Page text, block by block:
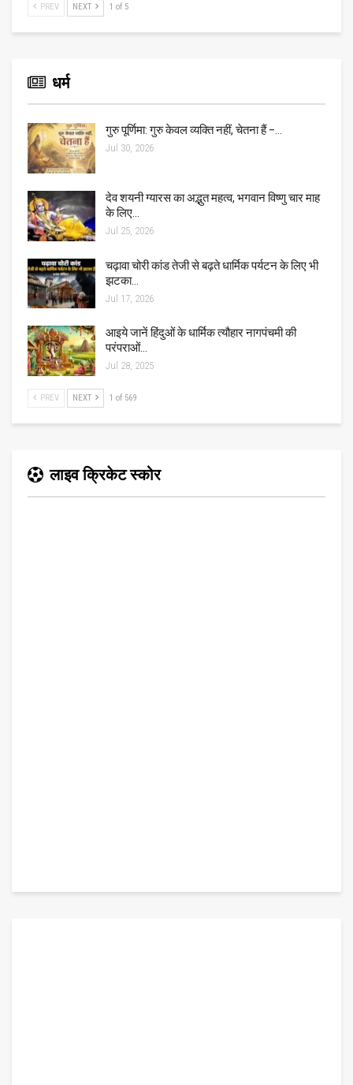
PREV NEXT 1 of 5
धर्म
गुरु पूर्णिमा: गुरु केवल व्यक्ति नहीं, चेतना हैं –…
Jul 30, 2026
देव शयनी ग्यारस का अद्भुत महत्व, भगवान विष्णु चार माह
के लिए…
Jul 25, 2026
चढ़ावा चोरी कांड तेजी से बढ़ते धार्मिक पर्यटन के लिए भी
झटका…
Jul 17, 2026
आइये जानें हिंदुओं के धार्मिक त्यौहार नागपंचमी की
परंपराओं…
Jul 28, 2025
PREV NEXT 1 of 569
लाइव क्रिकेट स्कोर